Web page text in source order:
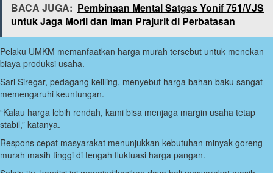
BACA JUGA: Pembinaan Mental Satgas Yonif 751/VJS
untuk Jaga Moril dan Iman Prajurit di Perbatasan
Pelaku UMKM memanfaatkan harga murah tersebut untuk menekan
biaya produksi usaha.
Sari Siregar, pedagang keliling, menyebut harga bahan baku sangat
memengaruhi keuntungan.
“Kalau harga lebih rendah, kami bisa menjaga margin usaha tetap
stabil,” katanya.
Respons cepat masyarakat menunjukkan kebutuhan minyak goreng
murah masih tinggi di tengah fluktuasi harga pangan.